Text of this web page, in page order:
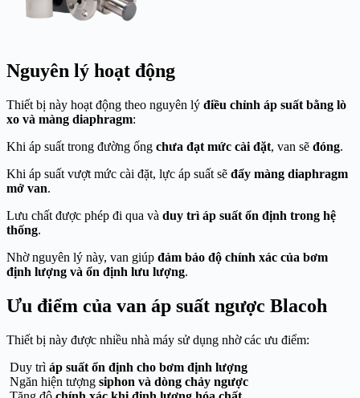
Nguyên lý hoạt động
Thiết bị này hoạt động theo nguyên lý điều chỉnh áp suất bằng lò
xo và màng diaphragm:
Khi áp suất trong đường ống chưa đạt mức cài đặt, van sẽ đóng.
Khi áp suất vượt mức cài đặt, lực áp suất sẽ đẩy màng diaphragm
mở van.
Lưu chất được phép đi qua và duy trì áp suất ổn định trong hệ
thống.
Nhờ nguyên lý này, van giúp đảm bảo độ chính xác của bơm
định lượng và ổn định lưu lượng.
Ưu điểm của van áp suất ngược Blacoh
Thiết bị này được nhiều nhà máy sử dụng nhờ các ưu điểm:
Duy trì áp suất ổn định cho bơm định lượng
Ngăn hiện tượng siphon và dòng chảy ngược